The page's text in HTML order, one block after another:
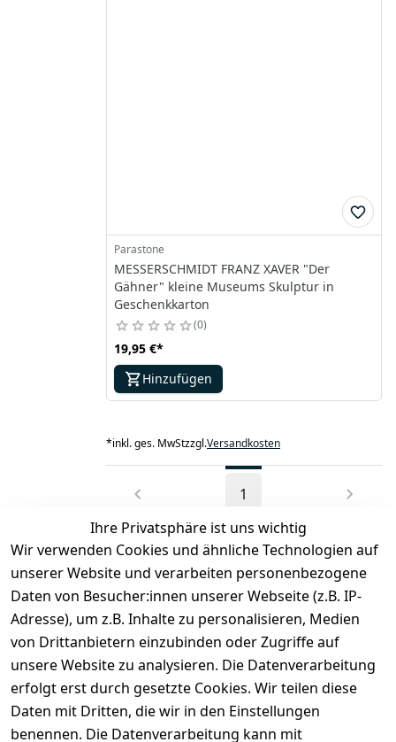
Parastone
MESSERSCHMIDT FRANZ XAVER "Der
Gähner" kleine Museums Skulptur in
Geschenkkarton
0
19,95 €*
Hinzufügen
*inkl. ges. MwStzzgl.Versandkosten
1
Ihre Privatsphäre ist uns wichtig
Wir verwenden Cookies und ähnliche Technologien auf
unserer Website und verarbeiten personenbezogene
Daten von Besucher:innen unserer Webseite (z.B. IP-
Adresse), um z.B. Inhalte zu personalisieren, Medien
von Drittanbietern einzubinden oder Zugriffe auf
unsere Website zu analysieren. Die Datenverarbeitung
erfolgt erst durch gesetzte Cookies. Wir teilen diese
Daten mit Dritten, die wir in den Einstellungen
benennen. Die Datenverarbeitung kann mit
Rechtliches
Impressum
AGB
Datenschutze
rklärung
Kontakt
Kontakt
Registrieren